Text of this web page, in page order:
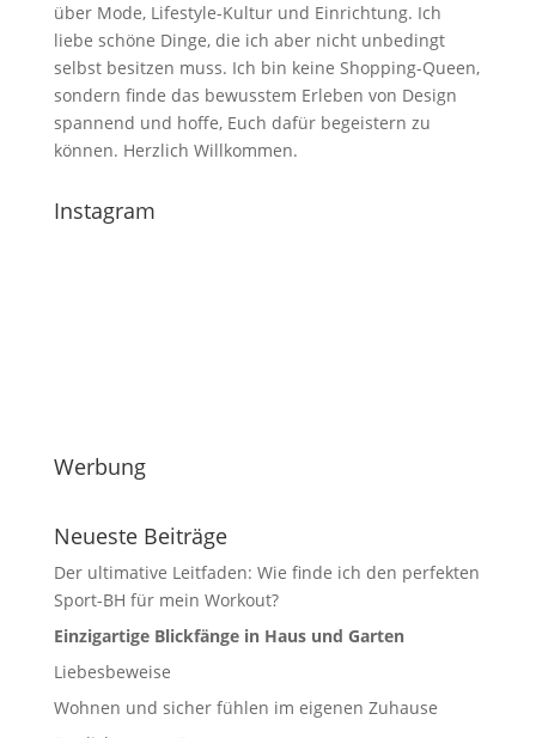
über Mode, Lifestyle-Kultur und Einrichtung. Ich
liebe schöne Dinge, die ich aber nicht unbedingt
selbst besitzen muss. Ich bin keine Shopping-Queen,
sondern finde das bewusstem Erleben von Design
spannend und hoffe, Euch dafür begeistern zu
können. Herzlich Willkommen.
Instagram
Werbung
Neueste Beiträge
Der ultimative Leitfaden: Wie finde ich den perfekten
Sport-BH für mein Workout?
Einzigartige Blickfänge in Haus und Garten
Liebesbeweise
Wohnen und sicher fühlen im eigenen Zuhause